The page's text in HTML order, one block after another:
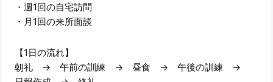
・週1回の自宅訪問
・月1回の来所面談
【1日の流れ】
朝礼 → 午前の訓練 → 昼食 → 午後の訓練 →